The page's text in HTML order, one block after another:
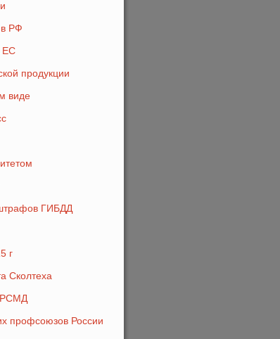
в РФ
ЕС
продукции
виде
ГИБДД
г
Сколтеха
РСМД
профсоюзов России